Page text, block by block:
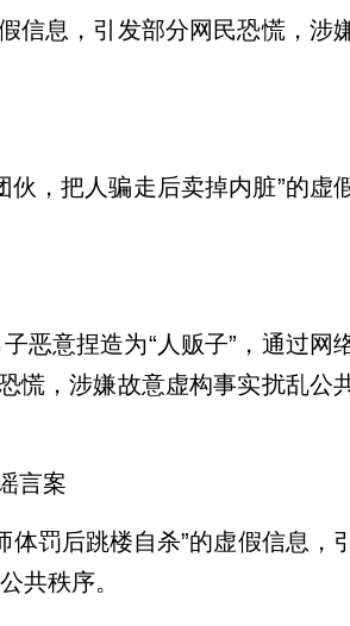
信息，引发部分网民恐慌，涉
，把人骗走后卖掉内脏”的虚
恶意捏造为“人贩子”，通过网
慌，涉嫌故意虚构事实扰乱公
言案
罚后跳楼自杀”的虚假信息，引
共秩序。